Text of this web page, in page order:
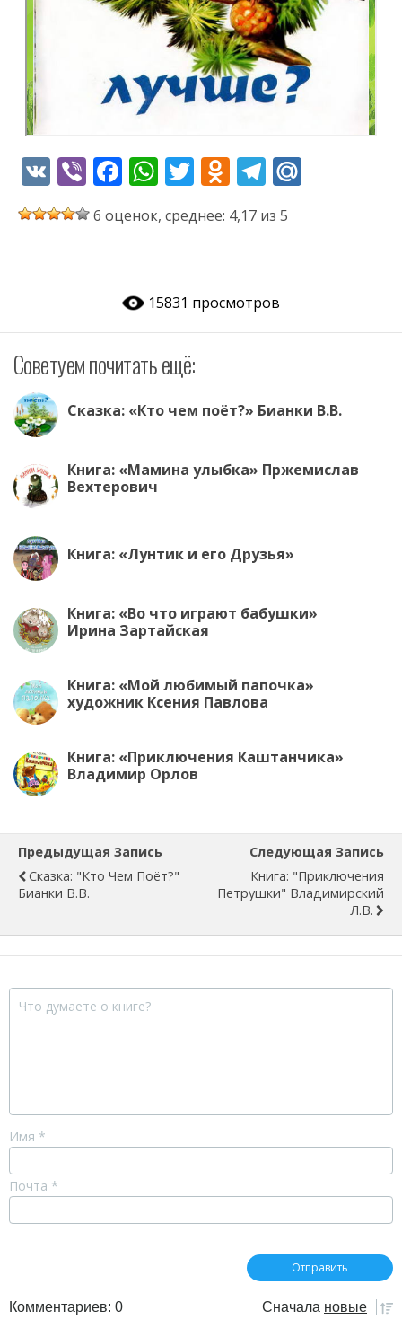
V
K
Vi
b
er
F
e
o
o
k
W
at
p
p
T
itt
O
d
n
as
s
ki
T
el
e
m
6 оценок, среднее: 4,17 из 5
15831 просмотров
Советуем почитать ещё:
Сказка: «Кто чем поёт?» Бианки В.В.
Книга: «Мамина улыбка» Пржемислав
Вехтерович
Книга: «Лунтик и его Друзья»
Книга: «Во что играют бабушки»
Ирина Зартайская
Книга: «Мой любимый папочка»
художник Ксения Павлова
Книга: «Приключения Каштанчика»
Владимир Орлов
Предыдущая Запись
Сказка: "Кто Чем Поёт?"
Бианки В.В.
Следующая Запись
Книга: "Приключения
Петрушки" Владимирский
Л.В.
Имя *
Почта *
Комментариев: 0 Сначала новые